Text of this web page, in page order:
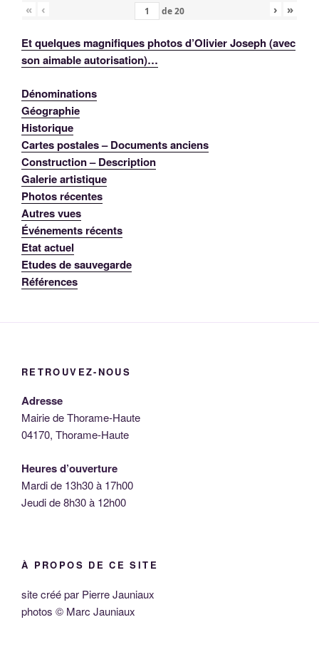
«
‹ de20 › »
Et quelques magnifiques photos d’Olivier Joseph (avec
son aimable autorisation)…
Dénominations
Géographie
Historique
Cartes postales – Documents anciens
Construction – Description
Galerie artistique
Photos récentes
Autres vues
Événements récents
Etat actuel
Etudes de sauvegarde
Références
RETROUVEZ-NOUS
Adresse
Mairie de Thorame-Haute
04170, Thorame-Haute
Heures d’ouverture
Mardi de 13h30 à 17h00
Jeudi de 8h30 à 12h00
À PROPOS DE CE SITE
site créé par Pierre Jauniaux
photos © Marc Jauniaux